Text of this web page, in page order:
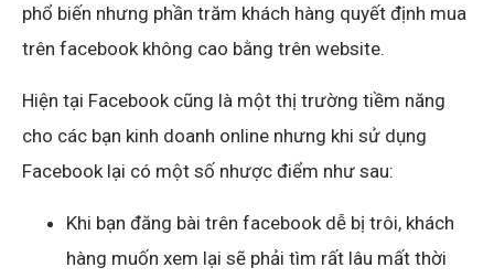
phổ biến nhưng phần trăm khách hàng quyết định mua
trên facebook không cao bằng trên website.
Hiện tại Facebook cũng là một thị trường tiềm năng
cho các bạn kinh doanh online nhưng khi sử dụng
Facebook lại có một số nhược điểm như sau:
Khi bạn đăng bài trên facebook dễ bị trôi, khách
hàng muốn xem lại sẽ phải tìm rất lâu mất thời